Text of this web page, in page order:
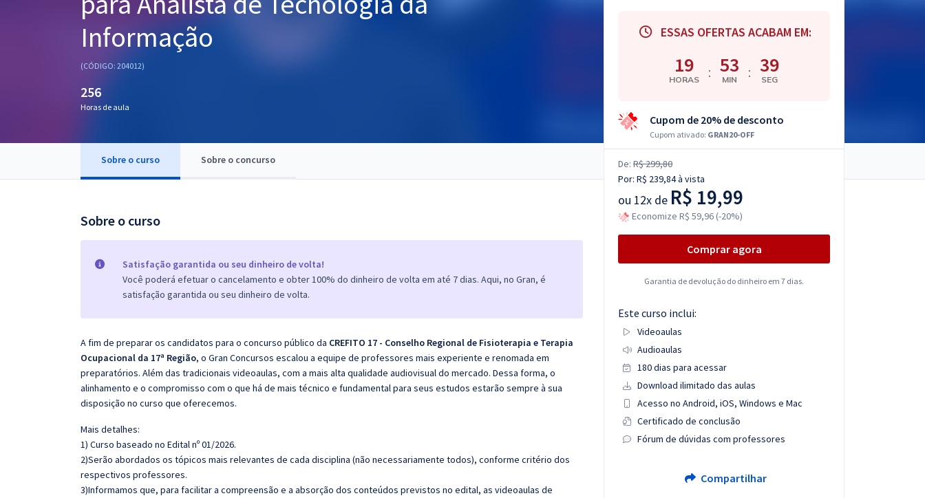
Questões grátis
Informação
(CÓDIGO: 204012)
256
Horas de aula
Sobre o curso Sobre o concurso
Sobre o curso
Satisfação garantida ou seu dinheiro de volta!
Você poderá efetuar o cancelamento e obter 100% do dinheiro de volta em até 7 dias. Aqui, no Gran, é
satisfação garantida ou seu dinheiro de volta.
A fim de preparar os candidatos para o concurso público da CREFITO 17 - Conselho Regional de Fisioterapia e Terapia
Ocupacional da 17ª Região, o Gran Concursos escalou a equipe de professores mais experiente e renomada em
preparatórios. Além das tradicionais videoaulas, com a mais alta qualidade audiovisual do mercado. Dessa forma, o
alinhamento e o compromisso com o que há de mais técnico e fundamental para seus estudos estarão sempre à sua
disposição no curso que oferecemos.
Mais detalhes:
1) Curso baseado no Edital nº 01/2026.
2)Serão abordados os tópicos mais relevantes de cada disciplina (não necessariamente todos), conforme critério dos
respectivos professores.
3)Informamos que, para facilitar a compreensão e a absorção dos conteúdos previstos no edital, as videoaulas de
ESSAS OFERTAS ACABAM EM:
19
HORAS : 53
MIN : 38
SEG
Cupom de 20% de desconto
Cupom ativado: GRAN20-OFF
De: R$ 299,80
Por: R$ 239,84à vista
ou 12x de R$ 19,99
Economize R$ 59,96 (-20%)
Comprar agora
Garantia de devolução do dinheiro em 7 dias.
Este curso inclui:
Videoaulas
Audioaulas
180 dias para acessar
Download ilimitado das aulas
Acesso no Android, iOS, Windows e Mac
Certificado de conclusão
Fórum de dúvidas com professores
Compartilhar